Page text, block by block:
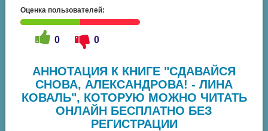
Оценка пользователей:
0 0
АННОТАЦИЯ К КНИГЕ "СДАВАЙСЯ
СНОВА, АЛЕКСАНДРОВА! - ЛИНА
КОВАЛЬ", КОТОРУЮ МОЖНО ЧИТАТЬ
ОНЛАЙН БЕСПЛАТНО БЕЗ
РЕГИСТРАЦИИ